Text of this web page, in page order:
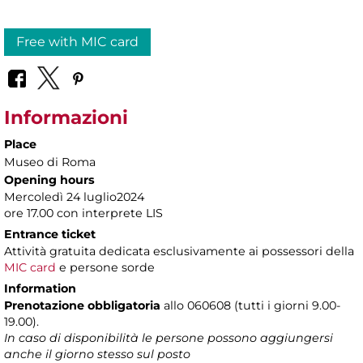
Free with MIC card
Informazioni
Place
Museo di Roma
Opening hours
Mercoledì 24 luglio2024
ore 17.00 con interprete LIS
Entrance ticket
Attività gratuita dedicata esclusivamente ai possessori della
MIC card e persone sorde
Information
Prenotazione obbligatoria allo 060608 (tutti i giorni 9.00-
19.00).
In caso di disponibilità le persone possono aggiungersi
anche il giorno stesso sul posto